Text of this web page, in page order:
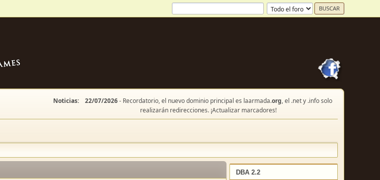
Noticias: 22/07/2026- Recordatorio, el nuevo dominio principal es laarmada.org, el .net y .info solo
realizarán redirecciones. ¡Actualizar marcadores!
DBA 2.2